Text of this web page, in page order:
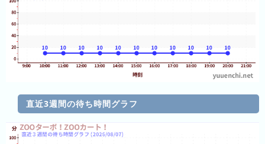
グ
今
年
の
ラ
直近3週間の待ち時間グラフ